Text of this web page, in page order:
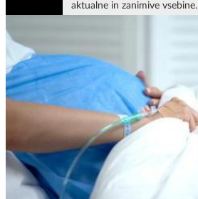
aktualne in zanimive vsebine.